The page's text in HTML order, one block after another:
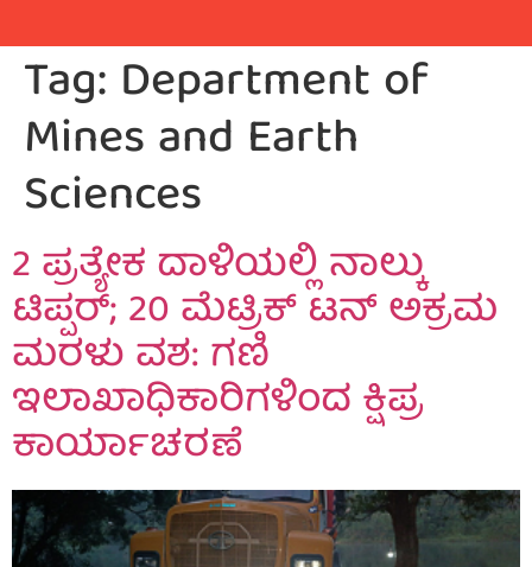
Tag: Department of
Mines and Earth
Sciences
2 ಪ್ರತ್ಯೇಕ ದಾಳಿಯಲ್ಲಿ ನಾಲ್ಕು
ಟಿಪ್ಪರ್; 20 ಮೆಟ್ರಿಕ್ ಟನ್ ಅಕ್ರಮ
ಮರಳು ವಶ: ಗಣಿ
ಇಲಾಖಾಧಿಕಾರಿಗಳಿಂದ ಕ್ಷಿಪ್ರ
ಕಾರ್ಯಾಚರಣೆ